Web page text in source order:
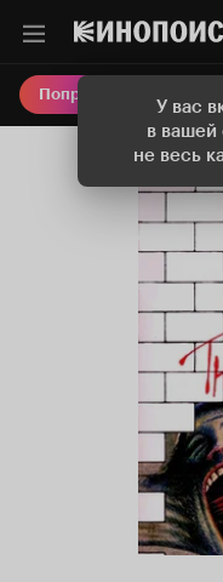
У вас
в вашей
не весь
Попробовать Плюс